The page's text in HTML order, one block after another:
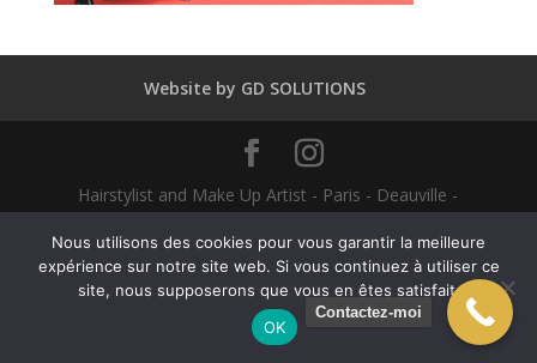
Website by GD SOLUTIONS
Hairstylist and Make Up Artist - Paris - Deauville -
Contactez-moi
English Français (French)
Nous utilisons des cookies pour vous garantir la meilleure
expérience sur notre site web. Si vous continuez à utiliser ce
site, nous supposerons que vous en êtes satisfait.
OK